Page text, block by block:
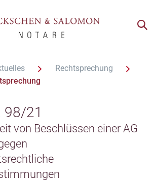
Rechtsprechung
98/21
von Beschlüssen einer AG